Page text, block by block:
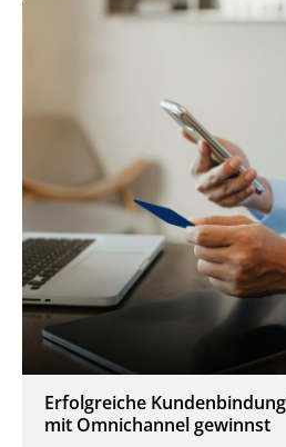
Erfolgreiche
mit Omnichannel gewinnst